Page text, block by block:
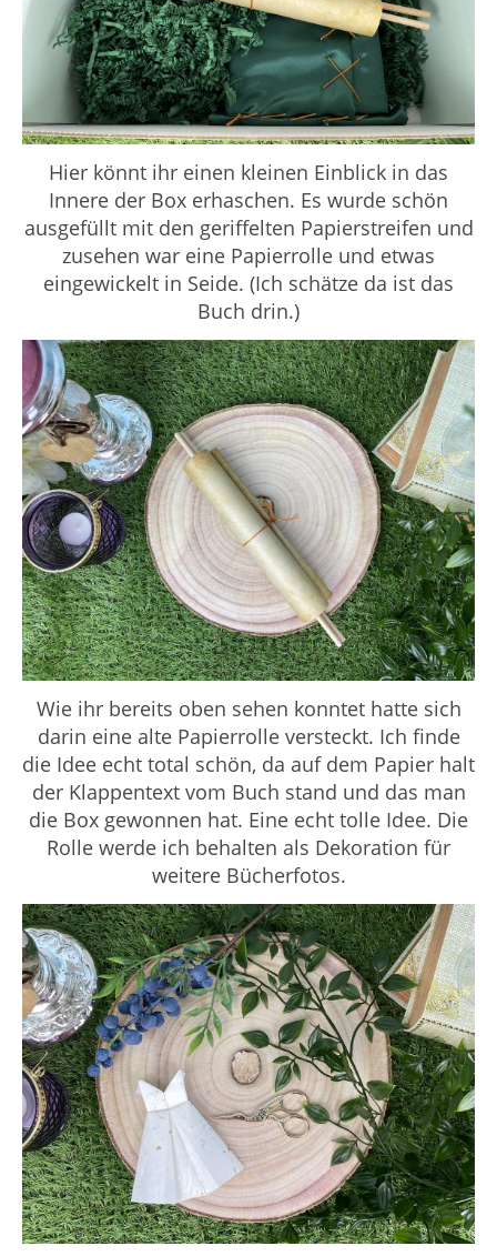
Hier könnt ihr einen kleinen Einblick in das
Innere der Box erhaschen. Es wurde schön
ausgefüllt mit den geriffelten Papierstreifen und
zusehen war eine Papierrolle und etwas
eingewickelt in Seide. (Ich schätze da ist das
Buch drin.)
Wie ihr bereits oben sehen konntet hatte sich
darin eine alte Papierrolle versteckt. Ich finde
die Idee echt total schön, da auf dem Papier halt
der Klappentext vom Buch stand und das man
die Box gewonnen hat. Eine echt tolle Idee. Die
Rolle werde ich behalten als Dekoration für
weitere Bücherfotos.